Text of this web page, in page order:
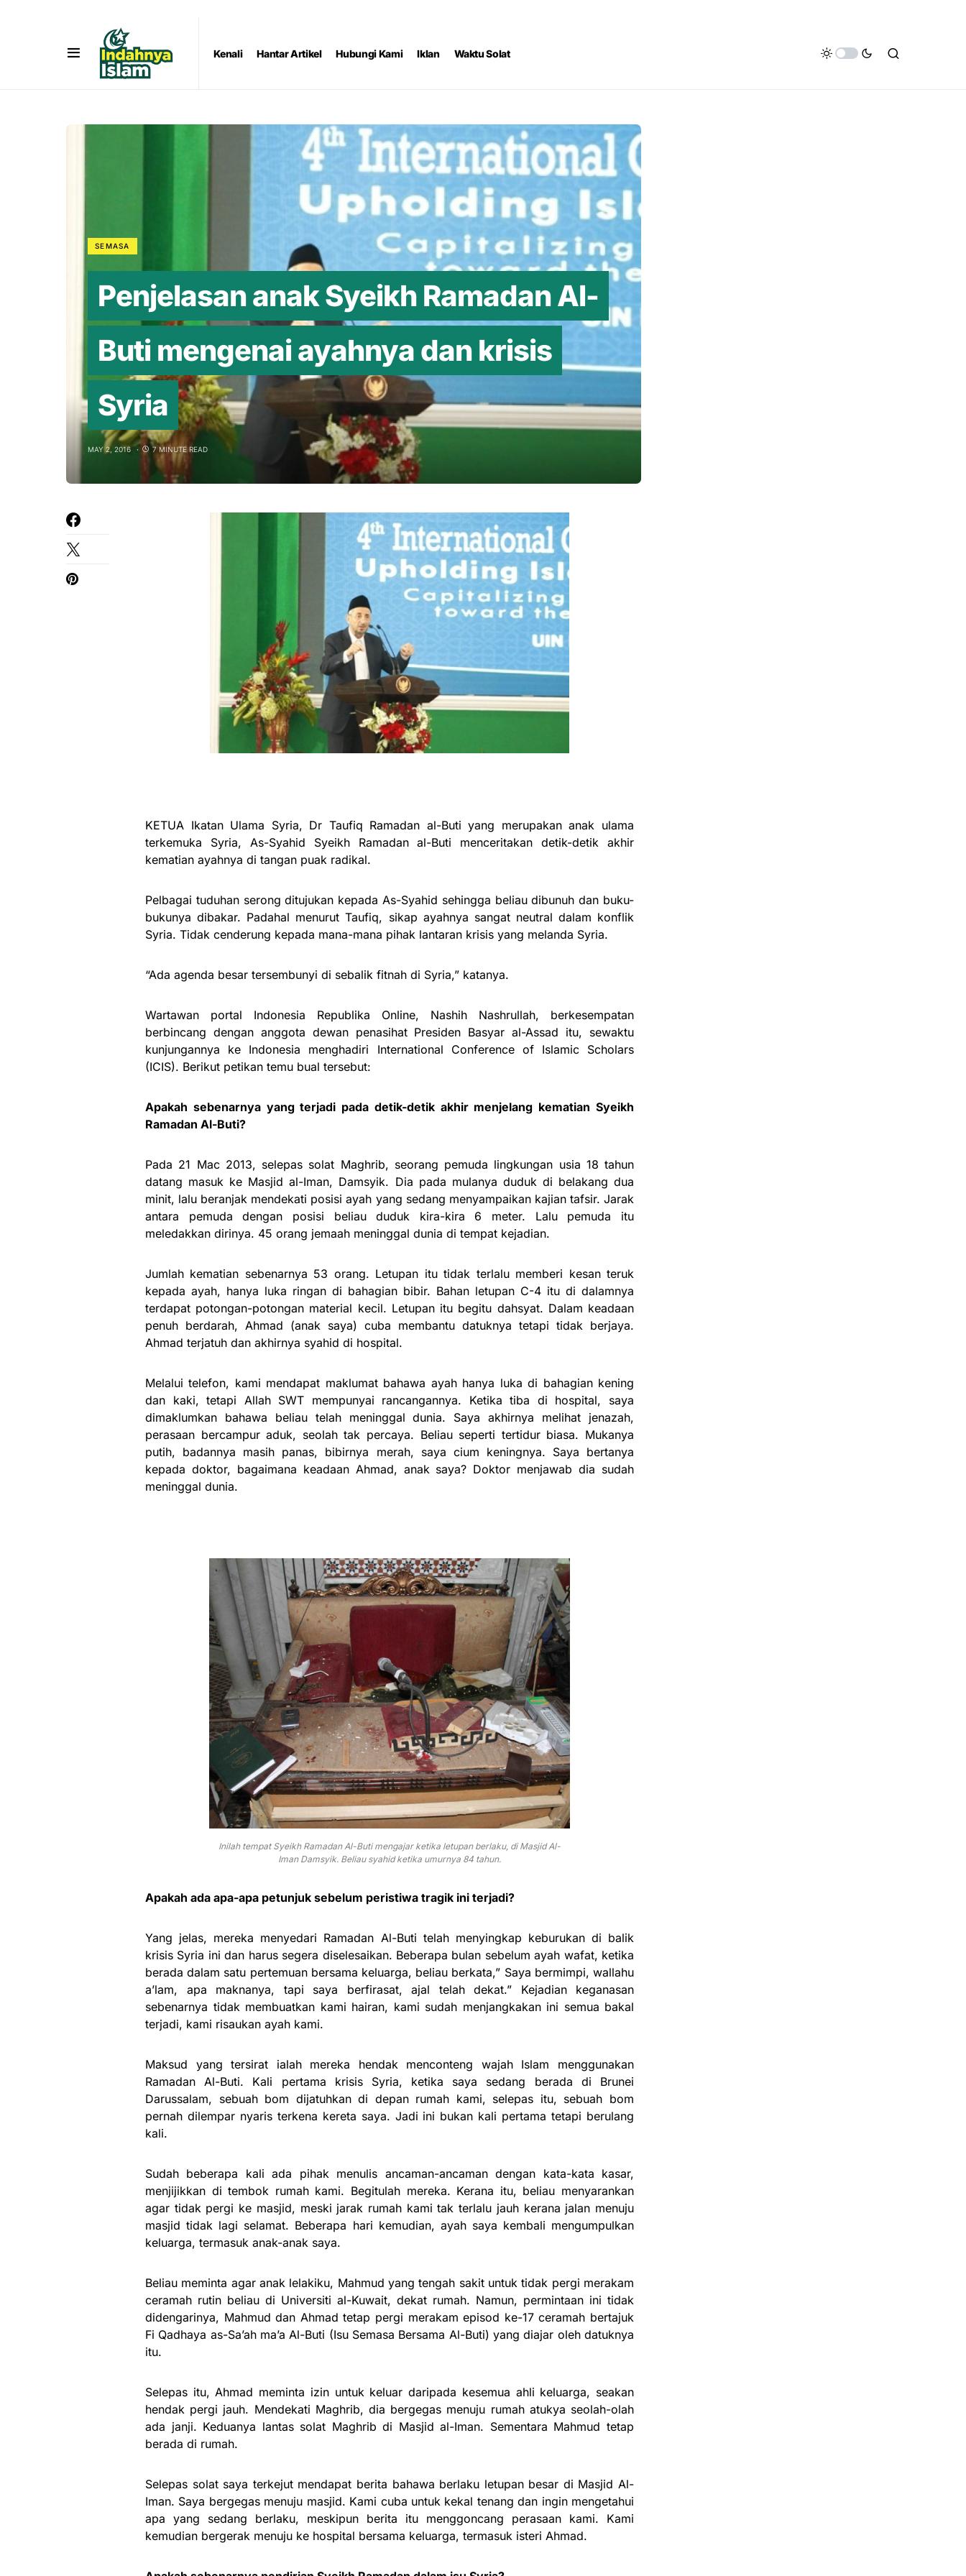
Kenali Hantar Artikel Hubungi Kami Iklan Waktu Solat
SEMASA
Penjelasan anak Syeikh Ramadan Al-
Buti mengenai ayahnya dan krisis
Syria
MAY 2, 2016 7 MINUTE READ
KETUA Ikatan Ulama Syria, Dr Taufiq Ramadan al-Buti yang merupakan anak ulama
terkemuka Syria, As-Syahid Syeikh Ramadan al-Buti menceritakan detik-detik akhir
kematian ayahnya di tangan puak radikal.
Pelbagai tuduhan serong ditujukan kepada As-Syahid sehingga beliau dibunuh dan buku-
bukunya dibakar. Padahal menurut Taufiq, sikap ayahnya sangat neutral dalam konflik
Syria. Tidak cenderung kepada mana-mana pihak lantaran krisis yang melanda Syria.
“Ada agenda besar tersembunyi di sebalik fitnah di Syria,” katanya.
Wartawan portal Indonesia Republika Online, Nashih Nashrullah, berkesempatan
berbincang dengan anggota dewan penasihat Presiden Basyar al-Assad itu, sewaktu
kunjungannya ke Indonesia menghadiri International Conference of Islamic Scholars
(ICIS). Berikut petikan temu bual tersebut:
Apakah sebenarnya yang terjadi pada detik-detik akhir menjelang kematian Syeikh
Ramadan Al-Buti?
Pada 21 Mac 2013, selepas solat Maghrib, seorang pemuda lingkungan usia 18 tahun
datang masuk ke Masjid al-Iman, Damsyik. Dia pada mulanya duduk di belakang dua
minit, lalu beranjak mendekati posisi ayah yang sedang menyampaikan kajian tafsir. Jarak
antara pemuda dengan posisi beliau duduk kira-kira 6 meter. Lalu pemuda itu
meledakkan dirinya. 45 orang jemaah meninggal dunia di tempat kejadian.
Jumlah kematian sebenarnya 53 orang. Letupan itu tidak terlalu memberi kesan teruk
kepada ayah, hanya luka ringan di bahagian bibir. Bahan letupan C-4 itu di dalamnya
terdapat potongan-potongan material kecil. Letupan itu begitu dahsyat. Dalam keadaan
penuh berdarah, Ahmad (anak saya) cuba membantu datuknya tetapi tidak berjaya.
Ahmad terjatuh dan akhirnya syahid di hospital.
Melalui telefon, kami mendapat maklumat bahawa ayah hanya luka di bahagian kening
dan kaki, tetapi Allah SWT mempunyai rancangannya. Ketika tiba di hospital, saya
dimaklumkan bahawa beliau telah meninggal dunia. Saya akhirnya melihat jenazah,
perasaan bercampur aduk, seolah tak percaya. Beliau seperti tertidur biasa. Mukanya
putih, badannya masih panas, bibirnya merah, saya cium keningnya. Saya bertanya
kepada doktor, bagaimana keadaan Ahmad, anak saya? Doktor menjawab dia sudah
meninggal dunia.
Inilah tempat Syeikh Ramadan Al-Buti mengajar ketika letupan berlaku, di Masjid Al-
Iman Damsyik. Beliau syahid ketika umurnya 84 tahun.
Apakah ada apa-apa petunjuk sebelum peristiwa tragik ini terjadi?
Yang jelas, mereka menyedari Ramadan Al-Buti telah menyingkap keburukan di balik
krisis Syria ini dan harus segera diselesaikan. Beberapa bulan sebelum ayah wafat, ketika
berada dalam satu pertemuan bersama keluarga, beliau berkata,” Saya bermimpi, wallahu
a’lam, apa maknanya, tapi saya berfirasat, ajal telah dekat.” Kejadian keganasan
sebenarnya tidak membuatkan kami hairan, kami sudah menjangkakan ini semua bakal
terjadi, kami risaukan ayah kami.
Maksud yang tersirat ialah mereka hendak menconteng wajah Islam menggunakan
Ramadan Al-Buti. Kali pertama krisis Syria, ketika saya sedang berada di Brunei
Darussalam, sebuah bom dijatuhkan di depan rumah kami, selepas itu, sebuah bom
pernah dilempar nyaris terkena kereta saya. Jadi ini bukan kali pertama tetapi berulang
kali.
Sudah beberapa kali ada pihak menulis ancaman-ancaman dengan kata-kata kasar,
menjijikkan di tembok rumah kami. Begitulah mereka. Kerana itu, beliau menyarankan
agar tidak pergi ke masjid, meski jarak rumah kami tak terlalu jauh kerana jalan menuju
masjid tidak lagi selamat. Beberapa hari kemudian, ayah saya kembali mengumpulkan
keluarga, termasuk anak-anak saya.
Beliau meminta agar anak lelakiku, Mahmud yang tengah sakit untuk tidak pergi merakam
ceramah rutin beliau di Universiti al-Kuwait, dekat rumah. Namun, permintaan ini tidak
didengarinya, Mahmud dan Ahmad tetap pergi merakam episod ke-17 ceramah bertajuk
Fi Qadhaya as-Sa’ah ma’a Al-Buti (Isu Semasa Bersama Al-Buti) yang diajar oleh datuknya
itu.
Selepas itu, Ahmad meminta izin untuk keluar daripada kesemua ahli keluarga, seakan
hendak pergi jauh. Mendekati Maghrib, dia bergegas menuju rumah atukya seolah-olah
ada janji. Keduanya lantas solat Maghrib di Masjid al-Iman. Sementara Mahmud tetap
berada di rumah.
Selepas solat saya terkejut mendapat berita bahawa berlaku letupan besar di Masjid Al-
Iman. Saya bergegas menuju masjid. Kami cuba untuk kekal tenang dan ingin mengetahui
apa yang sedang berlaku, meskipun berita itu menggoncang perasaan kami. Kami
kemudian bergerak menuju ke hospital bersama keluarga, termasuk isteri Ahmad.